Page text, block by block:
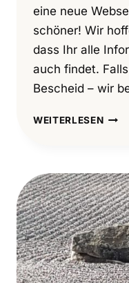
eine neue
schöner! Wir
dass Ihr alle
auch findet.
Bescheid – wir
WEITERLESENNEUE